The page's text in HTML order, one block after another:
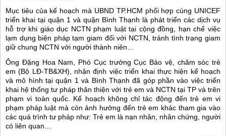
Mục tiêu của kế hoạch mà UBND TP.HCM phối hợp cùng UNICEF
triển khai tại quận 1 và quận Bình Thạnh là phát triển các dịch vụ
hỗ trợ khi giáo dục NCTN phạm luật tại cộng đồng, hạn chế việc
lạm dụng biện pháp tạm giam đối với NCTN, tránh tình trạng giam
giữ chung NCTN với người thành niên…
Ông Đặng Hoa Nam, Phó Cục trưởng Cục Bảo vệ, chăm sóc trẻ
em (Bộ LĐ-TB&XH), nhận định việc triển khai thực hiện kế hoạch
và mô hình tại quận 1 và Bình Thạnh đã góp phần vào việc triển
khai hệ thống tư pháp thân thiện với trẻ em và NCTN tại TP và trên
phạm vi toàn quốc. Kế hoạch không chỉ tác động đến trẻ em vi
phạm pháp luật mà còn ảnh hưởng đến trẻ em khác tham gia vào
các quá trình tư pháp như: Trẻ em là nạn nhân, nhân chứng, người
có liên quan…